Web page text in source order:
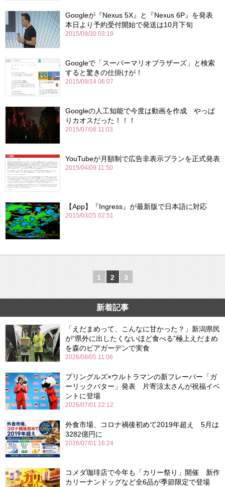
Googleが『Nexus 5X』と『Nexus 6P』を発表
本日より予約受付開始で発送は10月下旬
2015/09/30 03:19
Googleで「スーパーマリオブラザーズ」と検索
すると驚きの仕掛けが！
2015/09/14 06:07
Googleの人工知能で今度は動画を作成 やっぱ
りカオスだった！！！
2015/07/08 11:03
YouTubeが月額制で広告非表示プランを正式発表
2015/04/09 11:50
【App】『Ingress』が最新版で日本語に対応
2015/03/25 02:51
1 2 3
新着記事
「えだまめって、こんなに甘かった？」新潟県民
が“県外に出したくないほど食べる”極上えだまめ
を森のビアガーデンで実食
2026/08/05 11:06
プリングルズ×ウルトラマンの新フレーバー「ガ
ーリックバター」発表 片寄涼太さんが祝福イベ
ントに登場
2026/07/01 22:12
外食市場、コロナ禍後初めて2019年超え 5月は
3282億円に
2026/07/01 16:24
コメダ珈琲店で今年も「カリー祭り」開催 新作
カリーナンドッグなど全6品が季節限定で登場